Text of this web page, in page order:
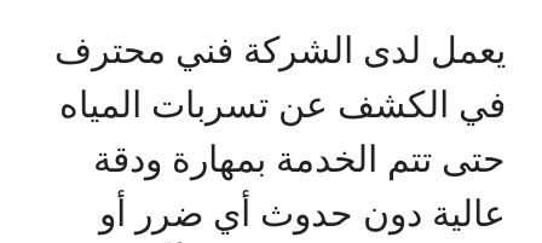
يعمل لدى الشركة فني محترف
في الكشف عن تسربات المياه
حتى تتم الخدمة بمهارة ودقة
عالية دون حدوث أي ضرر أو